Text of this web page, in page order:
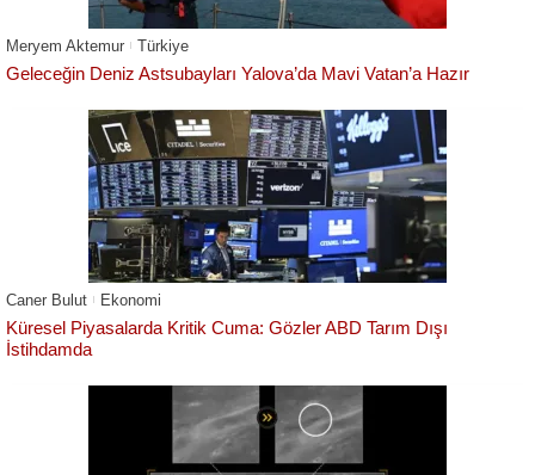
Meryem Aktemur Türkiye
Geleceğin Deniz Astsubayları Yalova’da Mavi Vatan’a Hazır
Caner Bulut Ekonomi
Küresel Piyasalarda Kritik Cuma: Gözler ABD Tarım Dışı
İstihdamda